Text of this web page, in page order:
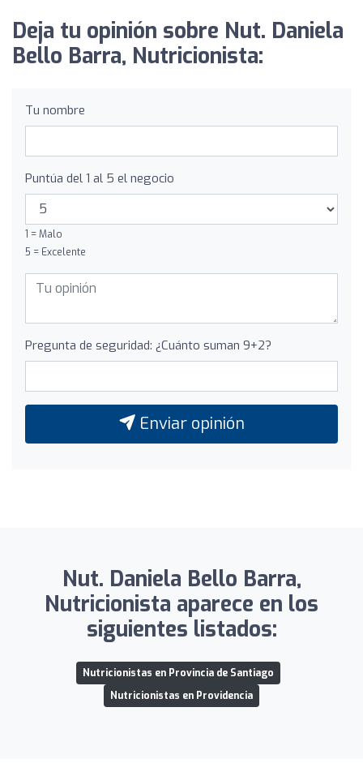
Deja tu opinión sobre Nut. Daniela
Bello Barra, Nutricionista:
Tu nombre
Puntúa del 1 al 5 el negocio
1 = Malo
5 = Excelente
Pregunta de seguridad: ¿Cuánto suman 9+2?
Enviar opinión
Nut. Daniela Bello Barra,
Nutricionista aparece en los
siguientes listados:
Nutricionistas en Provincia de Santiago
Nutricionistas en Providencia